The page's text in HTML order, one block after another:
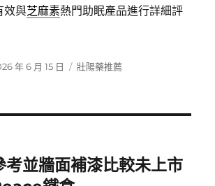
效與芝麻素熱門助眠產品進行詳細評
年 6 月 15 日
分
壯陽藥推薦
考並牆面補漆比較未上市